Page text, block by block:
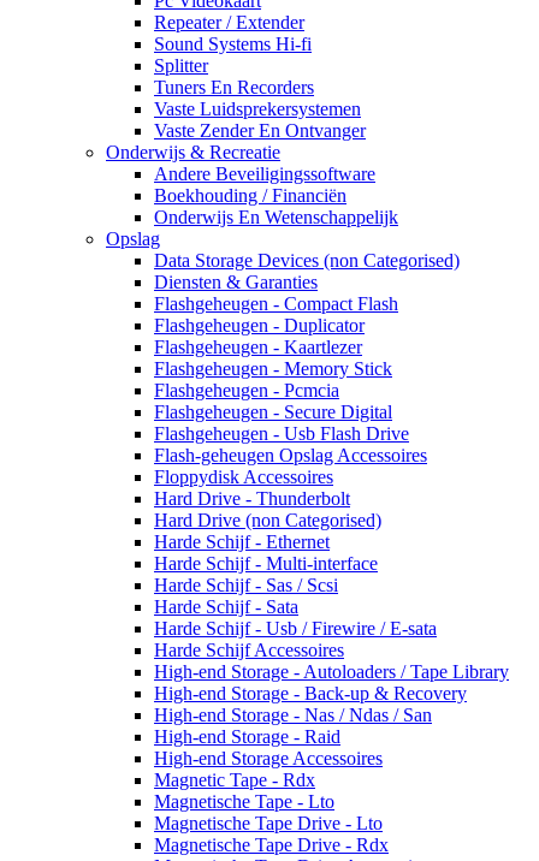
Repeater / Extender
Sound Systems Hi-fi
Splitter
Tuners En Recorders
Vaste Luidsprekersystemen
Vaste Zender En Ontvanger
Onderwijs & Recreatie
Andere Beveiligingssoftware
Boekhouding / Financiën
Onderwijs En Wetenschappelijk
Opslag
Data Storage Devices (non Categorised)
Diensten & Garanties
Flashgeheugen - Compact Flash
Flashgeheugen - Duplicator
Flashgeheugen - Kaartlezer
Flashgeheugen - Memory Stick
Flashgeheugen - Pcmcia
Flashgeheugen - Secure Digital
Flashgeheugen - Usb Flash Drive
Flash-geheugen Opslag Accessoires
Floppydisk Accessoires
Hard Drive - Thunderbolt
Hard Drive (non Categorised)
Harde Schijf - Ethernet
Harde Schijf - Multi-interface
Harde Schijf - Sas / Scsi
Harde Schijf - Sata
Harde Schijf - Usb / Firewire / E-sata
Harde Schijf Accessoires
High-end Storage - Autoloaders / Tape Library
High-end Storage - Back-up & Recovery
High-end Storage - Nas / Ndas / San
High-end Storage - Raid
High-end Storage Accessoires
Magnetic Tape - Rdx
Magnetische Tape - Lto
Magnetische Tape Drive - Lto
Magnetische Tape Drive - Rdx